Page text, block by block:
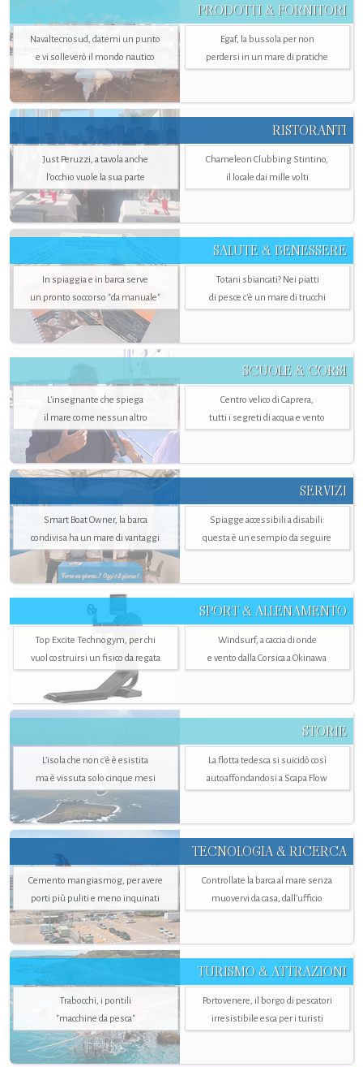
PRODOTTI & FORNITORI
Navaltecnosud, datemi un punto
e vi solleverò il mondo nautico
Egaf, la bussola per non
perdersi in un mare di pratiche
RISTORANTI
Just Peruzzi, a tavola anche
l’occhio vuole la sua parte
Chameleon Clubbing Stintino,
il locale dai mille volti
SALUTE & BENESSERE
In spiaggia e in barca serve
un pronto soccorso "da manuale"
Totani sbiancati? Nei piatti
di pesce c'è un mare di trucchi
SCUOLE & CORSI
L'insegnante che spiega
il mare come nessun altro
Centro velico di Caprera,
tutti i segreti di acqua e vento
SERVIZI
Smart Boat Owner, la barca
condivisa ha un mare di vantaggi
Spiagge accessibili a disabili:
questa è un esempio da seguire
SPORT & ALLENAMENTO
Top Excite Technogym, per chi
vuol costruirsi un fisico da regata
Windsurf, a caccia di onde
e vento dalla Corsica a Okinawa
STORIE
L’isola che non c'è è esistita
ma è vissuta solo cinque mesi
La flotta tedesca si suicidò così
autoaffondandosi a Scapa Flow
TECNOLOGIA & RICERCA
Cemento mangiasmog, per avere
porti più puliti e meno inquinati
Controllate la barca al mare senza
muovervi da casa, dall’ufficio
TURISMO & ATTRAZIONI
Trabocchi, i pontili
"macchine da pesca"
Portovenere, il borgo di pescatori
irresistibile esca per i turisti